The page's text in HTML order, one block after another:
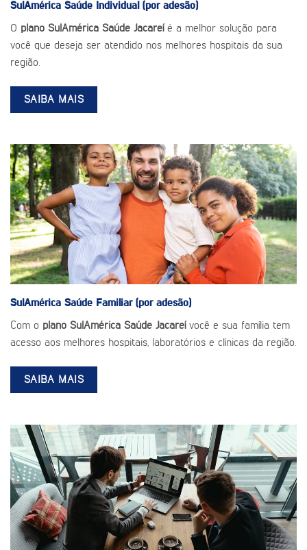
SulAmérica Saúde Individual (por adesão)
O plano SulAmérica Saúde Jacareíé a melhor solução para
você que deseja ser atendido nos melhores hospitais da sua
região.
SAIBA MAIS
SulAmérica Saúde Familiar (por adesão)
Com o plano SulAmérica Saúde Jacareí você e sua família tem
acesso aos melhores hospitais, laboratórios e clínicas da região.
SAIBA MAIS